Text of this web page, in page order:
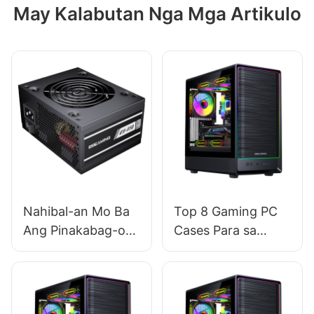
May Kalabutan Nga Mga Artikulo
Nahibal-an Mo Ba
Ang Pinakabag-o
nga Teknolohiya Sa
Supply sa PC?
Top 8 Gaming PC
Cases Para sa
Hilom nga
Bawasan ang Fan
Noise​